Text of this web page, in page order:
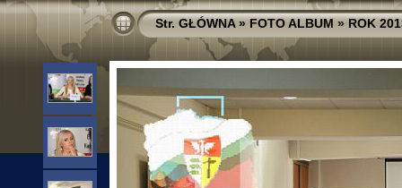
Str. GŁÓWNA»FOTO ALBUM»ROK